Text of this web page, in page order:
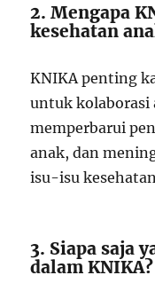
2. Mengapa
kesehatan
KNIKA penting
untuk kolaborasi
memperbarui
anak, dan
isu-isu
3. Siapa saja
dalam KNIKA?